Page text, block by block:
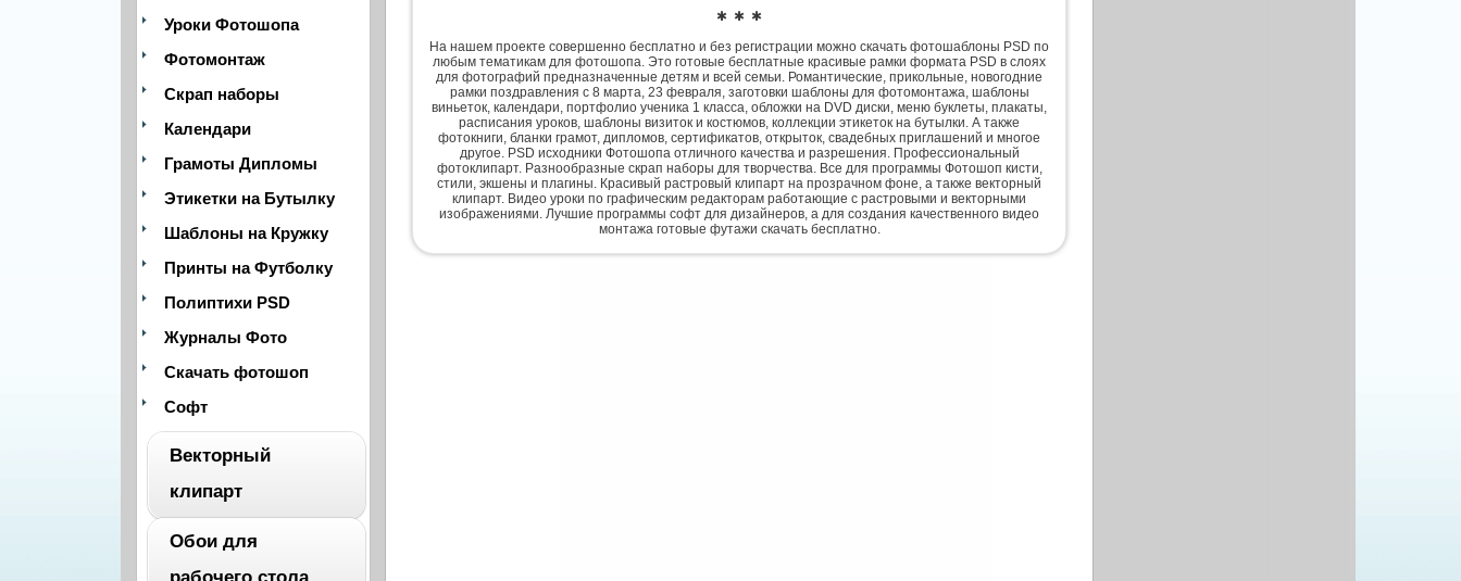
Уроки Фотошопа
Фотомонтаж
Скрап наборы
Календари
Грамоты Дипломы
Этикетки на Бутылку
Шаблоны на Кружку
Принты на Футболку
Полиптихи PSD
Журналы Фото
Скачать фотошоп
Софт
Векторный
клипарт
Обои для
✱ ✱ ✱
На нашем проекте совершенно бесплатно и без регистрации можно скачать фотошаблоны PSD по
любым тематикам для фотошопа. Это готовые бесплатные красивые рамки формата PSD в слоях
для фотографий предназначенные детям и всей семьи. Романтические, прикольные, новогодние
рамки поздравления с 8 марта, 23 февраля, заготовки шаблоны для фотомонтажа, шаблоны
виньеток, календари, портфолио ученика 1 класса, обложки на DVD диски, меню буклеты, плакаты,
расписания уроков, шаблоны визиток и костюмов, коллекции этикеток на бутылки. А также
фотокниги, бланки грамот, дипломов, сертификатов, открыток, свадебных приглашений и многое
другое. PSD исходники Фотошопа отличного качества и разрешения. Профессиональный
фотоклипарт. Разнообразные скрап наборы для творчества. Все для программы Фотошоп кисти,
стили, экшены и плагины. Красивый растровый клипарт на прозрачном фоне, а также векторный
клипарт. Видео уроки по графическим редакторам работающие с растровыми и векторными
изображениями. Лучшие программы софт для дизайнеров, а для создания качественного видео
монтажа готовые футажи скачать бесплатно.